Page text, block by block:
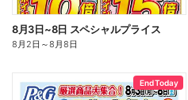
8月3日~8日 スペシャルプライス
8月2日 ～8月8日
End Today